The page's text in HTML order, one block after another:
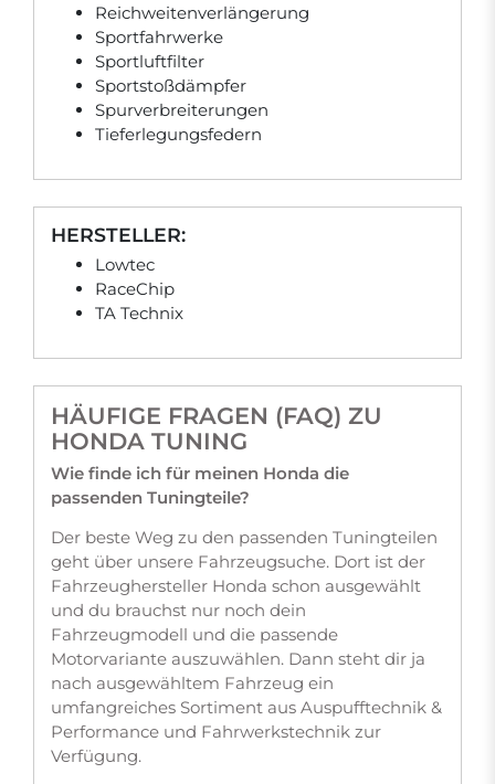
Reichweitenverlängerung
Sportfahrwerke
Sportluftfilter
Sportstoßdämpfer
Spurverbreiterungen
Tieferlegungsfedern
HERSTELLER:
Lowtec
RaceChip
TA Technix
HÄUFIGE FRAGEN (FAQ) ZU
HONDA TUNING
Wie finde ich für meinen Honda die
passenden Tuningteile?
Der beste Weg zu den passenden Tuningteilen
geht über unsere Fahrzeugsuche. Dort ist der
Fahrzeughersteller Honda schon ausgewählt
und du brauchst nur noch dein
Fahrzeugmodell und die passende
Motorvariante auszuwählen. Dann steht dir ja
nach ausgewähltem Fahrzeug ein
umfangreiches Sortiment aus Auspufftechnik &
Performance und Fahrwerkstechnik zur
Verfügung.